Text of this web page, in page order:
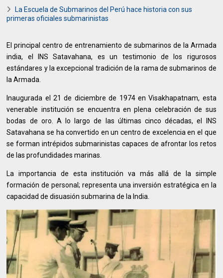
La Escuela de Submarinos del Perú hace historia con sus
primeras oficiales submarinistas
El principal centro de entrenamiento de submarinos de la Armada
india, el INS Satavahana, es un testimonio de los rigurosos
estándares y la excepcional tradición de la rama de submarinos de
la Armada.
Inaugurada el 21 de diciembre de 1974 en Visakhapatnam, esta
venerable institución se encuentra en plena celebración de sus
bodas de oro. A lo largo de las últimas cinco décadas, el INS
Satavahana se ha convertido en un centro de excelencia en el que
se forman intrépidos submarinistas capaces de afrontar los retos
de las profundidades marinas.
La importancia de esta institución va más allá de la simple
formación de personal; representa una inversión estratégica en la
capacidad de disuasión submarina de la India.